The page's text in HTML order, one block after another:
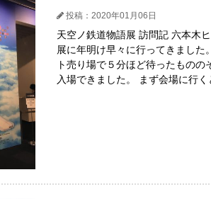
投稿：2020年01月06日
天空ノ鉄道物語展 訪問記 六本木
展に年明け早々に行ってきました
ト売り場で５分ほど待ったもの
入場できました。 まず会場に行く